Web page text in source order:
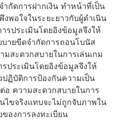
กัดการฝากเงิน ทำหน้าที่เป็น
อใจในระยะยาวกับผู้ดำเนิน
รประเมินโดยอิงข้อมูลจึงให้
ายขีดจำกัดการถอนโบนัส
สะดวกสบายในการเล่นเกม
ประเมินโดยอิงข้อมูลจึงให้
ฏิบัติการป้องกันความเป็น
ความสะดวกสบายในการ
นไขจริงแทบจะไม่ถูกจับภาพใน
องการลงทะเบียน